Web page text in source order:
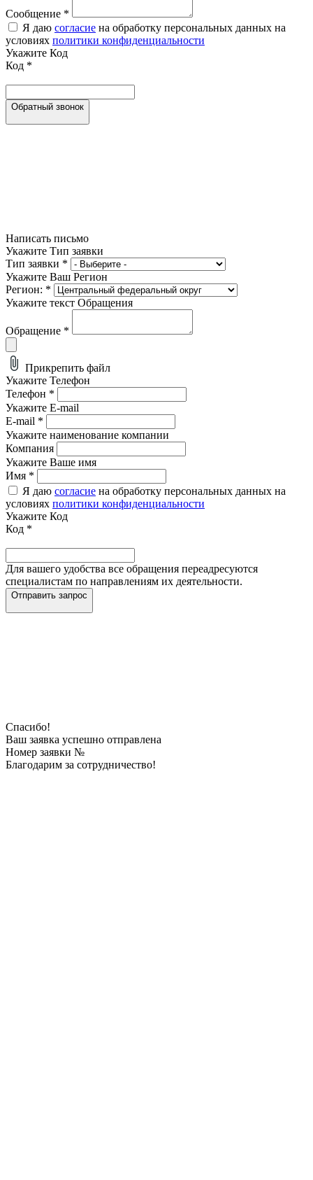
Сообщение *
Я даю согласие на обработку персональных данных на
условиях политики конфиденциальности
Укажите Код
Код *
Обратный звонок
Написать письмо
Укажите Тип заявки
Тип заявки *
Укажите Ваш Регион
Регион: *
Укажите текст Обращения
Обращение *
Прикрепить файл
Укажите Телефон
Телефон *
Укажите E-mail
E-mail *
Укажите наименование компании
Компания
Укажите Ваше имя
Имя *
Я даю согласие на обработку персональных данных на
условиях политики конфиденциальности
Укажите Код
Код *
Для вашего удобства все обращения переадресуются
специалистам по направлениям их деятельности.
Отправить запрос
Спасибо!
Ваш заявка успешно отправлена
Номер заявки №
Благодарим за сотрудничество!